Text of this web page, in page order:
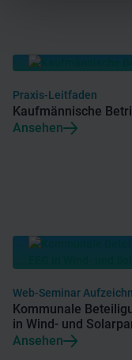
Praxis-Leitfaden
Kaufmännische
Ansehen
Web-Seminar
Kommunale
in Wind- und
Ansehen